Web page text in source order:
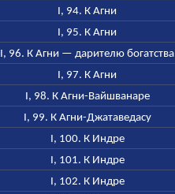
I, 94. К Агни
I, 95. К Агни
I, 96. К Агни — дарителю богатства
I, 97. К Агни
I, 98. К Агни-Вайшванаре
I, 99. К Агни-Джатаведасу
I, 100. К Индре
I, 101. К Индре
I, 102. К Индре